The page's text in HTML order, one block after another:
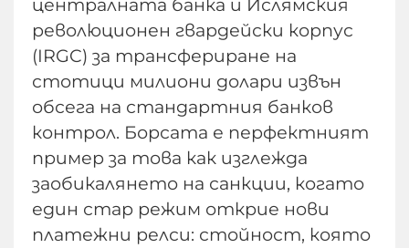
централната банка и Ислямския
революционен гвардейски корпус
(IRGC) за трансфериране на
стотици милиони долари извън
обсега на стандартния банков
контрол. Борсата е перфектният
пример за това как изглежда
заобикалянето на санкции, когато
един стар режим открие нови
платежни релси: стойност, която